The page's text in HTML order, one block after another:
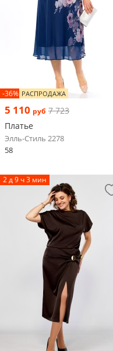
-36% РАСПРОДАЖА
5 110 руб 7 723
Платье
Элль-Стиль 2278
58
2 д 9 ч 3 мин